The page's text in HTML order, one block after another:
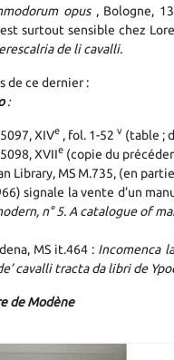
opus , Bologne,
surtout sensible chez
de li cavalli.
de ce dernier :
:
XIVe , fol. 1-52 v (table ;
XVIIe (copie du
Library, MS M.735, (en
signale la vente d’un
n° 5. A catalogue of
MS it.464 : Incomenca
cavalli tracta da libri de
de Modène